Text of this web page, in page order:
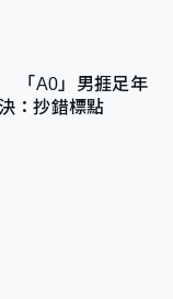
「A0」男捱足年
：抄錯標點